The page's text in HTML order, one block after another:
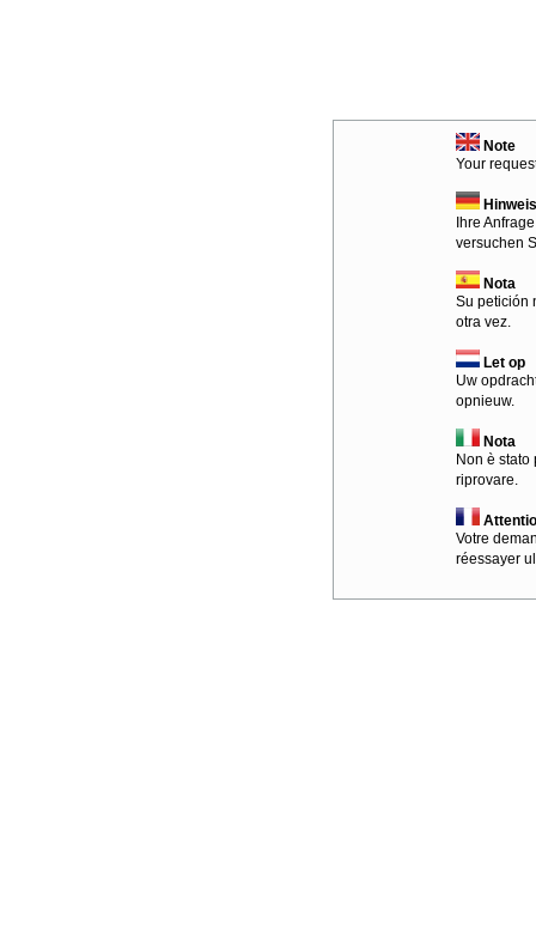
Note
Your
Hinweis
Ihre
versuchen
Nota
Su petición
otra vez.
Let op
Uw
opnieuw.
Nota
Non è
riprovare.
Votre
réessayer